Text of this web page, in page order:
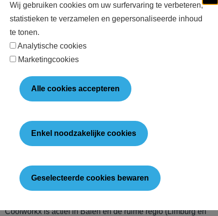
uitleg
alles uit.
Waarom kiezen voor Coolworkx?
loont of dat vervangen verstandiger is. Geen
verrassingen, wel een oplossing die klopt. Als erkend
Erkend koeltechnisch bedrijf · Certificaat
KOEL/KEU/e.2016.001.c00 · Partner van Mitsubishi, Fujitsu
Airco herstelling in en rond Balen
Coolworkx is actief in Balen en de ruime regio (Limburg en
Wij gebruiken cookies om uw surfervaring te verbeteren,
statistieken te verzamelen en gepersonaliseerde inhoud
te tonen.
Analytische cookies
Marketingcookies
Alle cookies accepteren
Enkel noodzakelijke cookies
Geselecteerde cookies bewaren